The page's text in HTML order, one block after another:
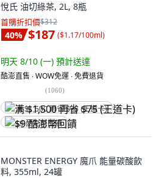
悅氏 油切綠茶, 2L, 8瓶
首購折扣價$312
40% $187 ($1.17/100ml)
明天 8/10 (一) 預計送達
酷澎直售 ∙ WOW免運 ∙ 免費退貨
(1060)
满 $1,500 再省 $75 (王道卡)
$9 酷澎幣回饋
MONSTER ENERGY 魔爪 能量碳酸飲
料, 355ml, 24罐